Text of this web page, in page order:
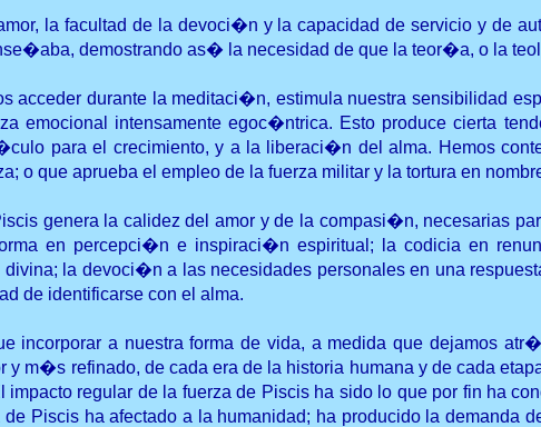
la facultad de la devoci�n y la capacidad de servicio y de
demostrando as� la necesidad de que la teor�a, o la
durante la meditaci�n, estimula nuestra sensibilidad
emocional intensamente egoc�ntrica. Esto produce cierta
para el crecimiento, y a la liberaci�n del alma. Hemos
o que aprueba el empleo de la fuerza militar y la tortura en
genera la calidez del amor y de la compasi�n, necesarias
en percepci�n e inspiraci�n espiritual; la codicia en
la devoci�n a las necesidades personales en una
de identificarse con el alma.
incorporar a nuestra forma de vida, a medida que dejamos
m�s refinado, de cada era de la historia humana y de cada
regular de la fuerza de Piscis ha sido lo que por fin ha
Piscis ha afectado a la humanidad; ha producido la demanda